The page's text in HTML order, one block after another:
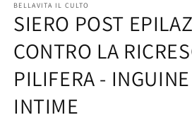
1
in
modal
BELLAVITA IL CULTO
SIERO POST
CONTRO LA
PILIFERA -
INTIME